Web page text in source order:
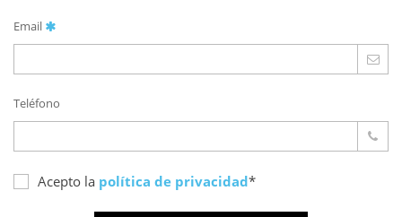
Email
Teléfono
Acepto la política de privacidad*